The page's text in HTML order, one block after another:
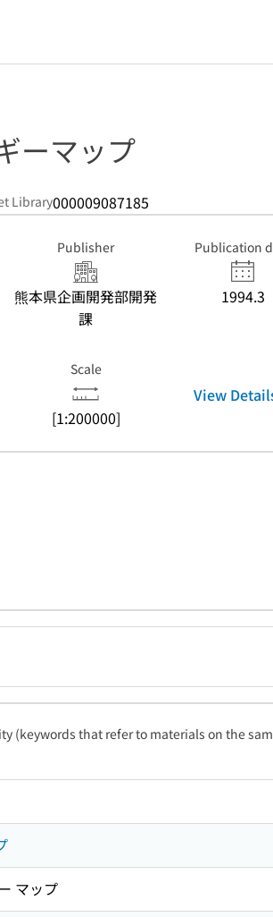
ーマップ
Library000009087185
Publisher
熊本県企画開発部開発
課
Publication
1994.3
Scale
[1:200000]
View
(keywords that refer to materials on the
マップ